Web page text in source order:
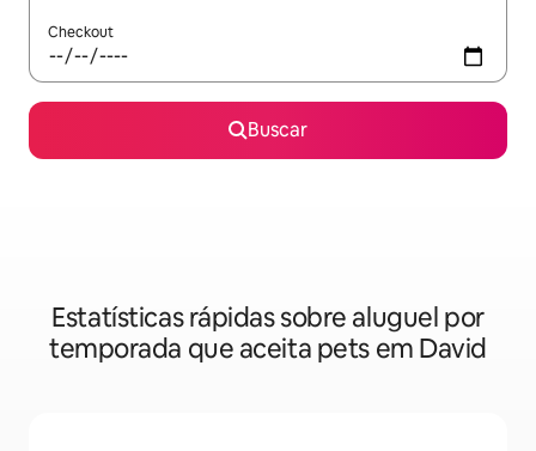
Checkout
Buscar
Estatísticas rápidas sobre aluguel por
temporada que aceita pets em David